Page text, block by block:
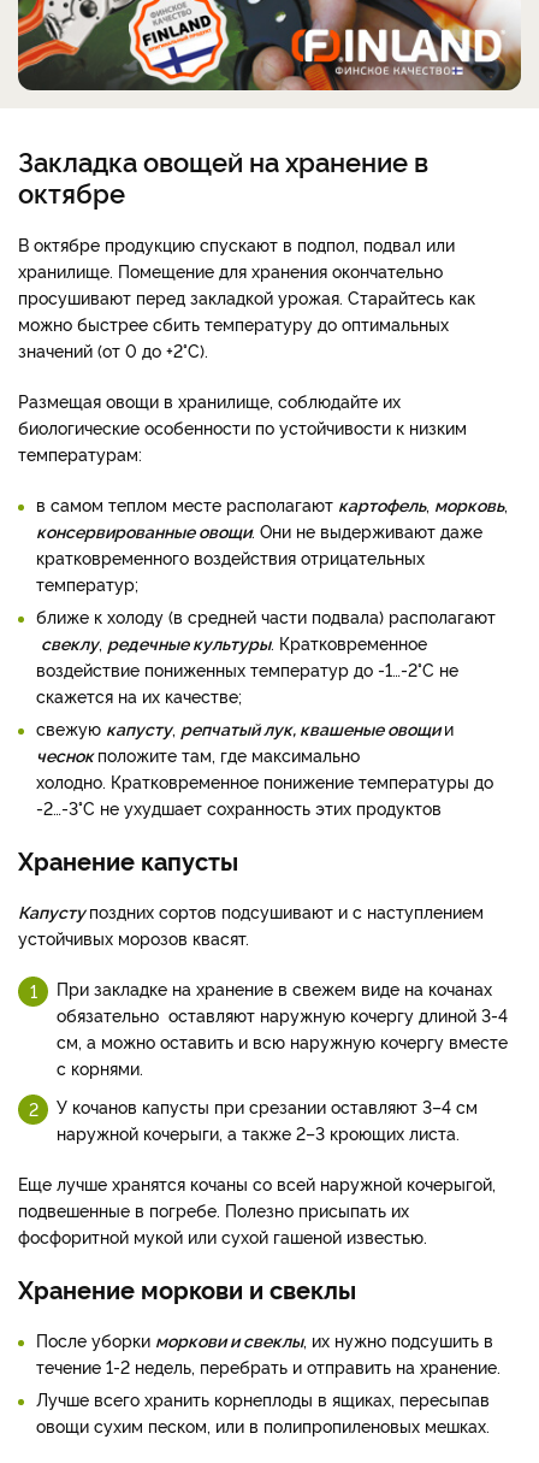
Закладка овощей на хранение в
октябре
В октябре продукцию спускают в подпол, подвал или
хранилище. Помещение для хранения окончательно
просушивают перед закладкой урожая. Старайтесь как
можно быстрее сбить температуру до оптимальных
значений (от 0 до +2°С).
Размещая овощи в хранилище, соблюдайте их
биологические особенности по устойчивости к низким
температурам:
в самом теплом месте располагают картофель, морковь,
консервированные овощи. Они не выдерживают даже
кратковременного воздействия отрицательных
температур;
ближе к холоду (в средней части подвала) располагают
свеклу, редечные культуры. Кратковременное
воздействие пониженных температур до -1…-2°С не
скажется на их качестве;
свежую капусту, репчатыйлук, квашеные овощии
чеснокположите там, где максимально
холодно. Кратковременное понижение температуры до
-2…-3°С не ухудшает сохранность этих продуктов
Хранение капусты
Капуступоздних сортов подсушивают и с наступлением
устойчивых морозов квасят.
При закладке на хранение в свежем виде на кочанах
обязательно оставляют наружную кочергу длиной 3-4
см, а можно оставить и всю наружную кочергу вместе
с корнями.
У кочанов капусты при срезании оставляют 3–4 см
наружной кочерыги, а также 2–3 кроющих листа.
Еще лучше хранятся кочаны со всей наружной кочерыгой,
подвешенные в погребе. Полезно присыпать их
фосфоритной мукой или сухой гашеной известью.
Хранение моркови и свеклы
После уборки моркови и свеклы, их нужно подсушить в
течение 1-2 недель, перебрать и отправить на хранение.
Лучше всего хранить корнеплоды в ящиках, пересыпав
овощи сухим песком, или в полипропиленовых мешках.